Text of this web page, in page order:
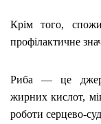
Крім того,
профілактичне
Риба — це
жирних кислот,
роботи серцево-